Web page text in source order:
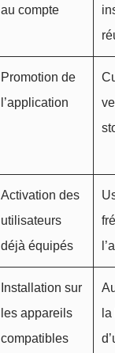
au compte
Promotion de
l’application
Activation des
utilisateurs
déjà équipés
Installation sur
les appareils
compatibles